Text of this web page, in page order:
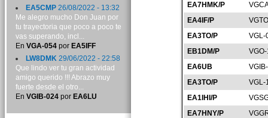
EA7HMK/P
EA4IF/P
EA3TO/P
VGL-
EB1DM/P
EA6UB
EA3TO/P
VGL-
EA1IHI/P
EA7HNY/P
EA5CMP26/08/2022 - 13:32
Me alegro mucho Don Juan por
tu trayectoria que poco a poco te
vas superando, incl...
En VGA-054por EA5IFF
LW8DMK29/06/2022 - 22:58
Que lindo ver tu gran actividad
amigo querido !!! Abrazo muy
fuerte desde el otro...
En VGIB-024por EA6LU